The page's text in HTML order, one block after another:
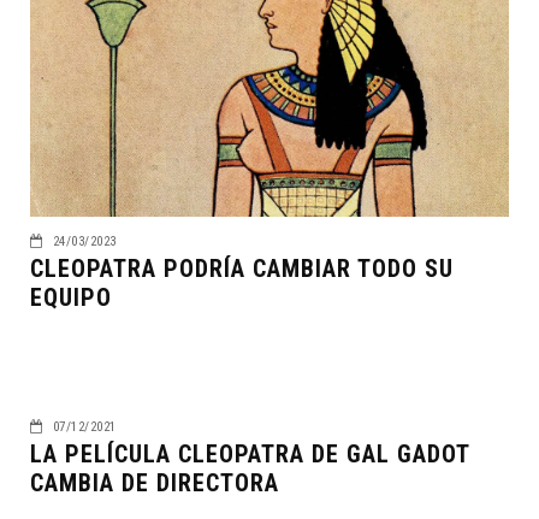
24/03/2023
CLEOPATRA PODRÍA CAMBIAR TODO SU
EQUIPO
07/12/2021
LA PELÍCULA CLEOPATRA DE GAL GADOT
CAMBIA DE DIRECTORA